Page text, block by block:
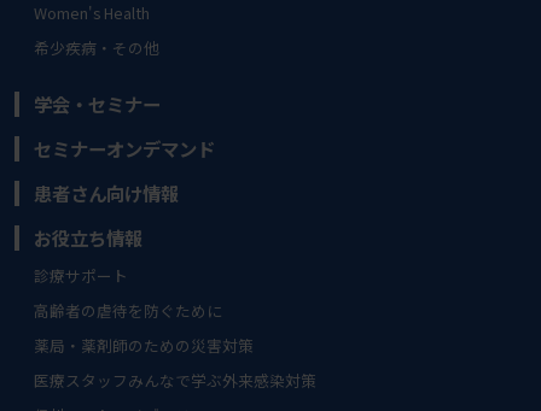
Women's Health
希少疾病・その他
学会・セミナー
セミナーオンデマンド
患者さん向け情報
お役立ち情報
診療サポート
高齢者の虐待を防ぐために
薬局・薬剤師のための災害対策
医療スタッフみんなで学ぶ外来感染対策